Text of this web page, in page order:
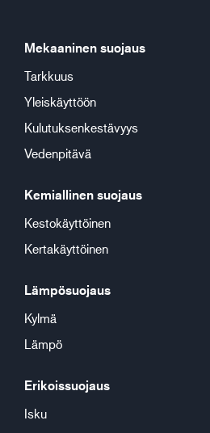
Mekaaninen suojaus
Tarkkuus
Yleiskäyttöön
Kulutuksenkestävyys
Vedenpitävä
Kemiallinen suojaus
Kestokäyttöinen
Kertakäyttöinen
Lämpösuojaus
Kylmä
Lämpö
Erikoissuojaus
Isku